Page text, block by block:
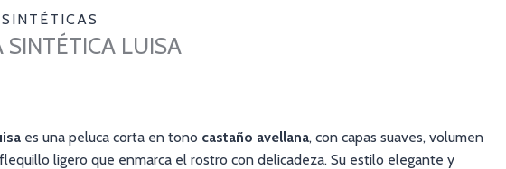
SINTÉTICA LUISA
es una peluca corta en tono castaño avellana, con capas suaves, volumen
ligero que enmarca el rostro con delicadeza. Su estilo elegante y